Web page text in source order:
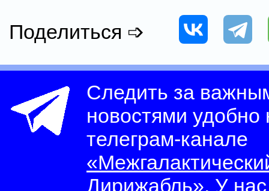
Поделиться ➩
Следить за
новостями
телеграм-канале
Дирижабль». У